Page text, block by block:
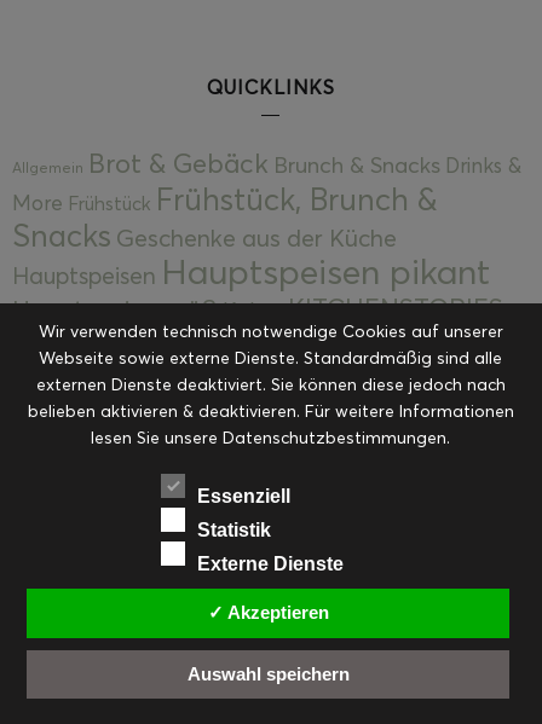
QUICKLINKS
Allgemein Brot & Gebäck Brunch & Snacks Drinks &
More Frühstück Frühstück, Brunch &
Snacks Geschenke aus der Küche
Hauptspeisen Hauptspeisen pikant
Hauptspeisen süßKekseKITCHENSTORIES
Kuchen, Torten & Desserts Kuchen und
Desserts Kulinarik Kulinarische Mitbringsel &
Eingemachtes Ohne Kategorie Ostern Resteküche
RezepteSaisonalSliderStartseite
Suppen, Salate & Vorspeisen
Vorspeisen, Salate & Suppen
Weihnachten Workshops & Events
FACEBOOK PINTEREST EMAIL
Wir verwenden technisch notwendige Cookies auf unserer
Webseite sowie externe Dienste. Standardmäßig sind alle
externen Dienste deaktiviert. Sie können diese jedoch nach
belieben aktivieren & deaktivieren. Für weitere Informationen
lesen Sie unsere Datenschutzbestimmungen.
Essenziell
Statistik
Externe Dienste
✓ Akzeptieren
Auswahl speichern